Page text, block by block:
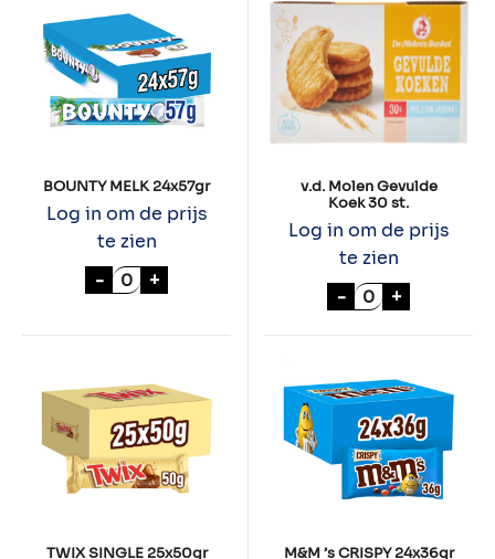
BOUNTY MELK 24x57gr
Log in om de prijs
te zien
- BOUNTY MELK 24x57gr aantal
+
v.d. Molen Gevulde
Koek 30 st.
Log in om de prijs
te zien
- v.d. Molen
+
TWIX SINGLE 25x50gr M&M ’s CRISPY 24x36gr